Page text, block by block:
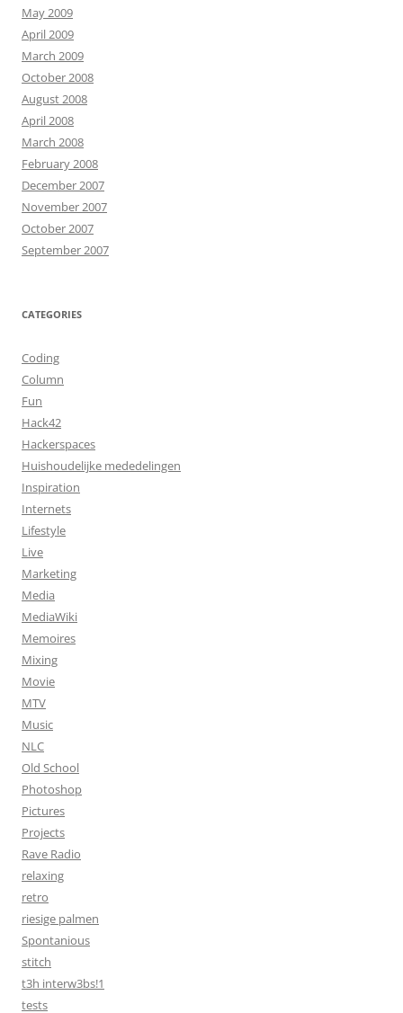
May 2009
April 2009
March 2009
October 2008
August 2008
April 2008
March 2008
February 2008
December 2007
November 2007
October 2007
September 2007
CATEGORIES
Coding
Column
Fun
Hack42
Hackerspaces
Huishoudelijke mededelingen
Inspiration
Internets
Lifestyle
Live
Marketing
Media
MediaWiki
Memoires
Mixing
Movie
MTV
Music
NLC
Old School
Photoshop
Pictures
Projects
Rave Radio
relaxing
retro
riesige palmen
Spontanious
stitch
t3h interw3bs!1
tests